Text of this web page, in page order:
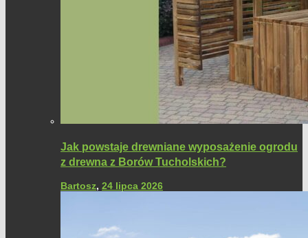
Jak powstaje drewniane wyposażenie ogrodu
z drewna z Borów Tucholskich?
Bartosz, 24 lipca 2026